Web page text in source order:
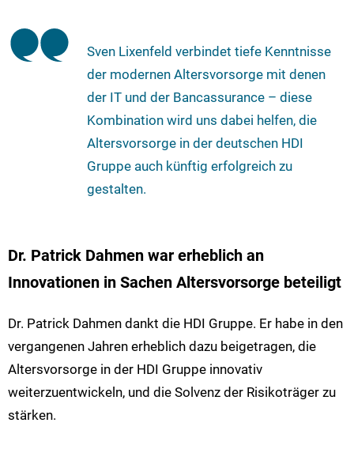
Sven Lixenfeld verbindet tiefe Kenntnisse
der modernen Altersvorsorge mit denen
der IT und der Bancassurance – diese
Kombination wird uns dabei helfen, die
Altersvorsorge in der deutschen HDI
Gruppe auch künftig erfolgreich zu
gestalten.
Dr. Patrick Dahmen war erheblich an
Innovationen in Sachen Altersvorsorge beteiligt
Dr. Patrick Dahmen dankt die HDI Gruppe. Er habe in den
vergangenen Jahren erheblich dazu beigetragen, die
Altersvorsorge in der HDI Gruppe innovativ
weiterzuentwickeln, und die Solvenz der Risikoträger zu
stärken.